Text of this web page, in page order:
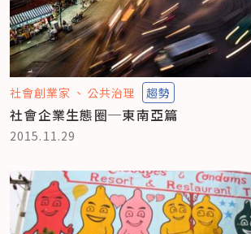
社會創業家 公共治理 趨勢
社會企業生態圈─東南亞篇
2015.11.29